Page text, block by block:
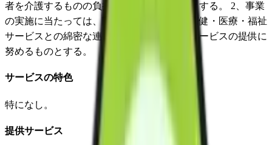
者を介護するものの負担の軽減を図るものとする。 2、事業
の実施に当たっては、関係市町村、地域の保健・医療・福祉
サービスとの綿密な連携を図り、総合的なサービスの提供に
努めるものとする。
サービスの特色
特になし。
提供サービス